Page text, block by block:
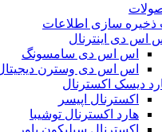
ذخیره سازی اطلاعات
اس دی اینترنال
اس اس دی سامسونگ
اس اس دی وسترن
دیسک اکسترنال
اکسترنال اپیسر
هارد اکسترنال توشیبا
اکسترنال سیلیکون پاور